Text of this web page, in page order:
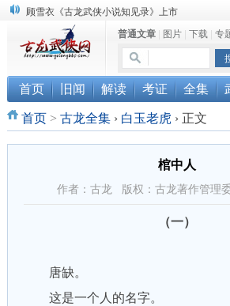
顾雪衣《古龙武侠小说知见录》上市
“武侠书库”查缺补漏活动圆满结束
《古龙小说原貌探究》修订版已上市
普通文章| 图片| 下载| 专
首页 旧闻 解读 考证 全集
首页> 古龙全集 › 白玉老虎 ›正文
棺中人
作者：古龙 版权：古龙著作管理
（一）
唐缺。
这是一个人的名字。